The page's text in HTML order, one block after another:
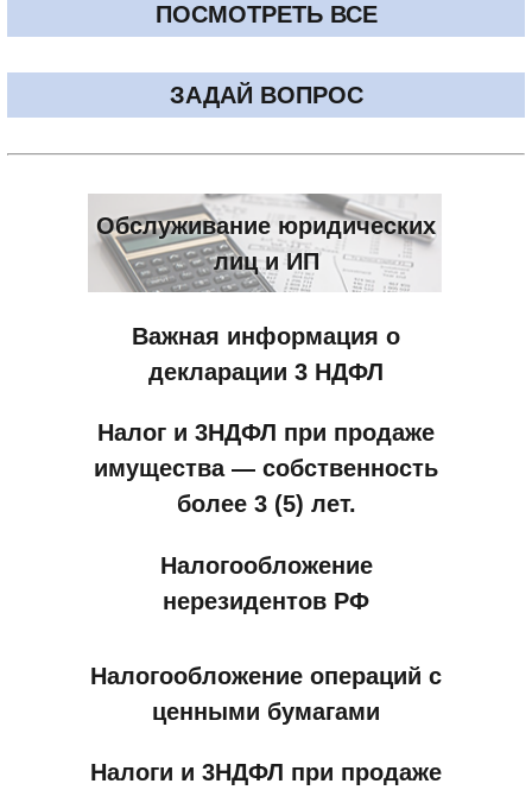
ПОСМОТРЕТЬ ВСЕ
ЗАДАЙ ВОПРОС
Обслуживание юридических
лиц и ИП
Важная информация о
декларации 3 НДФЛ
Налог и 3НДФЛ при продаже
имущества — собственность
более 3 (5) лет.
Налогообложение
нерезидентов РФ
Налогообложение операций с
ценными бумагами
Налоги и 3НДФЛ при продаже